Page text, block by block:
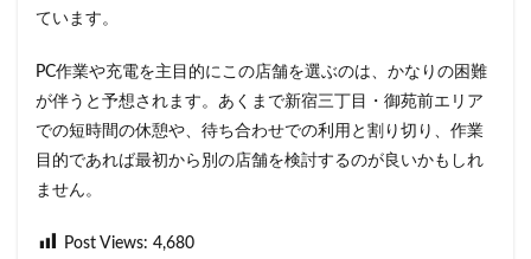
ています。
PC作業や充電を主目的にこの店舗を選ぶのは、かなりの困難
が伴うと予想されます。あくまで新宿三丁目・御苑前エリア
での短時間の休憩や、待ち合わせでの利用と割り切り、作業
目的であれば最初から別の店舗を検討するのが良いかもしれ
ません。
Post Views: 4,680